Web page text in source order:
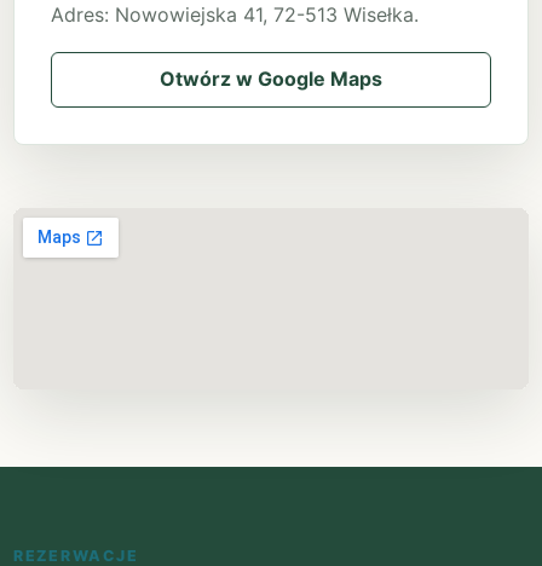
Adres: Nowowiejska 41, 72-513 Wisełka.
Otwórz w Google Maps
REZERWACJE